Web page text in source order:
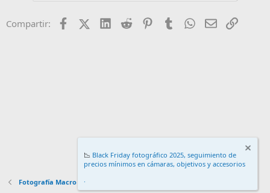
o
Compartir: FacebookX (Twitter)
LinkedIn
Reddit PinterestTumblr WhatsApp
EmailEnlace
Fotografía Macro
📉 Black Friday fotográfico 2025, seguimiento de
precios mínimos en cámaras, objetivos y accesorios
.